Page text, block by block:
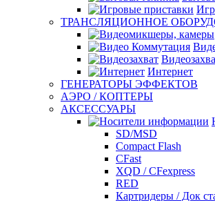
ТРАНСЛЯЦИОННОЕ
Интернет
ГЕНЕРАТОРЫ ЭФФЕКТОВ
АЭРО / КОПТЕРЫ
АКСЕССУАРЫ
SD/MSD
Compact Flash
CFast
XQD / CFexpress
RED
Картридеры / Док